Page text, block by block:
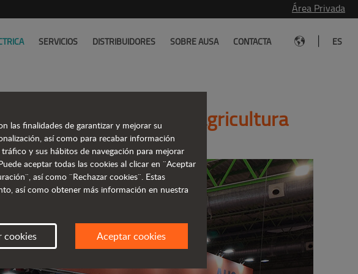
Área Privada
SERVICIOS DISTRIBUIDORES SOBRE AUSA CONTACTA ES
y eficientes para la agricultura
las finalidades de garantizar y mejorar su
así como para recabar información
y sus hábitos de navegación para mejorar
aceptar todas las cookies al clicar en ¨Aceptar
así como ¨Rechazar cookies¨. Estas
así como obtener más información en nuestra
cookies Aceptar cookies